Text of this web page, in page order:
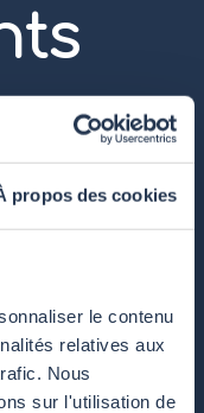
propos des cookies
le contenu
relatives aux
Nous
sur l'utilisation de
clients
la
.